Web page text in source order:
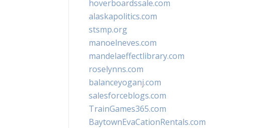
hoverboardssale.com
alaskapolitics.com
stsmp.org
manoelneves.com
mandelaeffectlibrary.com
roselynns.com
balanceyoganj.com
salesforceblogs.com
TrainGames365.com
BaytownEvaCationRentals.com